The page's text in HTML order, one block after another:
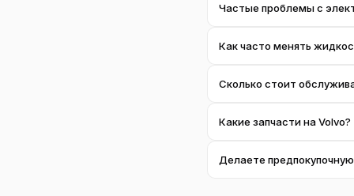
Частые проблемы с
уже потом — точечный
Как часто менять
замена принципиальна;
Сколько стоит
смотрите в разделе услуг.
Какие запчасти на Volvo?
Делаете предпокупочную